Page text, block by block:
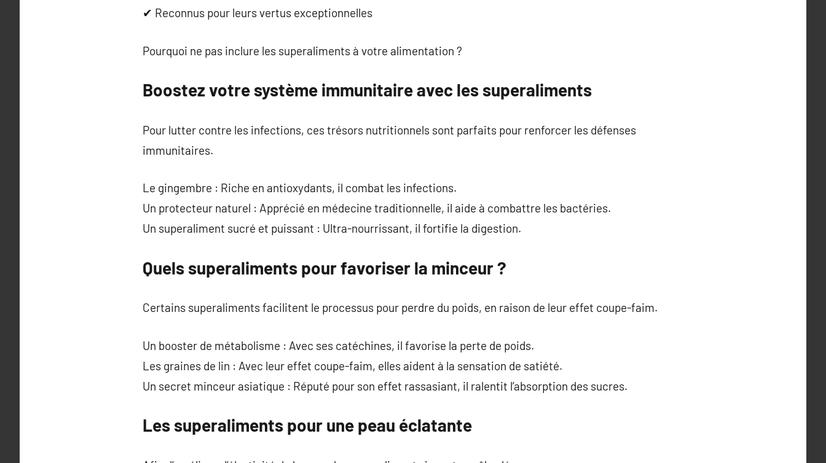
✔ Reconnus pour leurs vertus exceptionnelles
Pourquoi ne pas inclure les superaliments à votre alimentation ?
Boostez votre système immunitaire avec les superaliments
Pour lutter contre les infections, ces trésors nutritionnels sont parfaits pour renforcer les défenses
immunitaires.
Le gingembre : Riche en antioxydants, il combat les infections.
Un protecteur naturel : Apprécié en médecine traditionnelle, il aide à combattre les bactéries.
Un superaliment sucré et puissant : Ultra-nourrissant, il fortifie la digestion.
Quels superaliments pour favoriser la minceur ?
Certains superaliments facilitent le processus pour perdre du poids, en raison de leur effet coupe-faim.
Un booster de métabolisme : Avec ses catéchines, il favorise la perte de poids.
Les graines de lin : Avec leur effet coupe-faim, elles aident à la sensation de satiété.
Un secret minceur asiatique : Réputé pour son effet rassasiant, il ralentit l’absorption des sucres.
Les superaliments pour une peau éclatante